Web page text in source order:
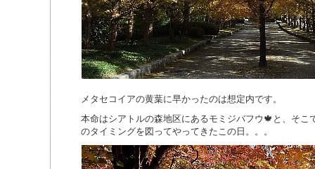
メタセコイアの黄葉に早かったのは想定内です。
本命はシアトルの森地区にあるモミジバフウ🍁と、そ
のタイミングを図ってやってきたこの日。。。